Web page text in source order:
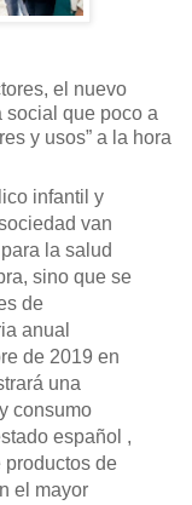
el nuevo
que poco a
y usos” a la hora
infantil y
van
la salud
sino que se
de
anual
de 2019 en
una
consumo
español ,
productos de
el mayor